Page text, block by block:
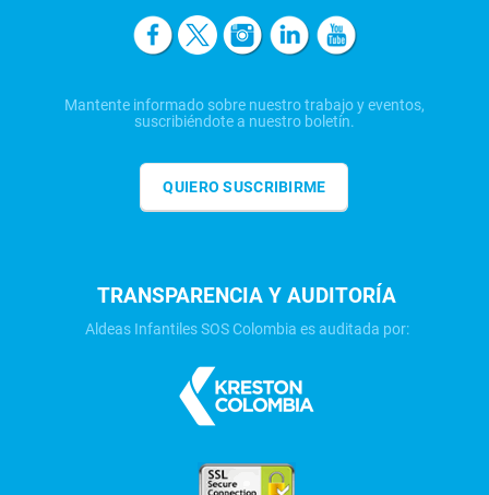
Mantente informado sobre nuestro trabajo y eventos,
suscribiéndote a nuestro boletín.
QUIERO SUSCRIBIRME
TRANSPARENCIA Y AUDITORÍA
Aldeas Infantiles SOS Colombia es auditada por: